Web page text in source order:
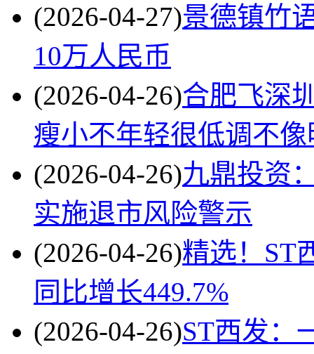
(2026-04-27)景德镇竹
10万人民币
(2026-04-26)合肥飞深
瘦小不年轻很低调不像
(2026-04-26)九鼎投资
实施退市风险警示
(2026-04-26)精选！ST
同比增长449.7%
(2026-04-26)ST西发：